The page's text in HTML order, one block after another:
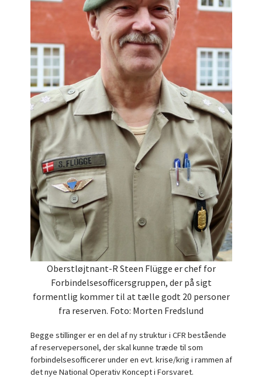
Oberstløjtnant-R Steen Flügge er chef for
Forbindelsesofficersgruppen, der på sigt
formentlig kommer til at tælle godt 20 personer
fra reserven. Foto: Morten Fredslund
Begge stillinger er en del af ny struktur i CFR bestående
af reservepersonel, der skal kunne træde til som
forbindelsesofficerer under en evt. krise/krig i rammen af
det nye National Operativ Koncept i Forsvaret.